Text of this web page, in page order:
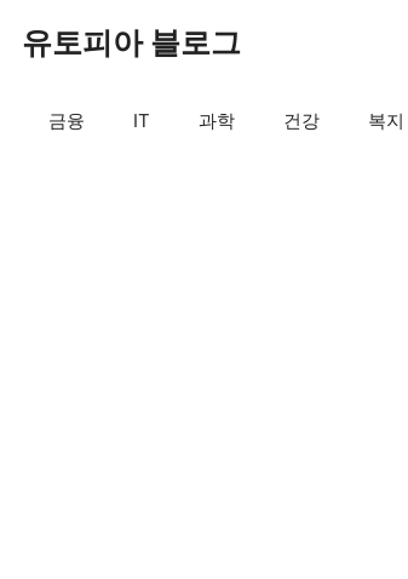
유토피아 블로그
금융 IT 과학 건강 복지